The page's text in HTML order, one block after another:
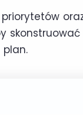
skonstruować